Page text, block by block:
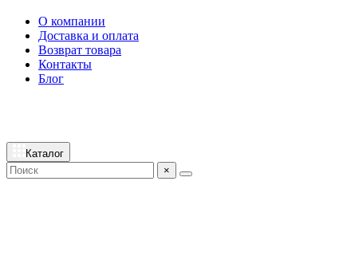
О компании
Доставка и оплата
Возврат товара
Контакты
Блог
Каталог
×